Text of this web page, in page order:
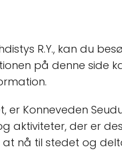
R.Y., kan du
på denne
Konneveden
aktiviteter, der er
nå til stedet og